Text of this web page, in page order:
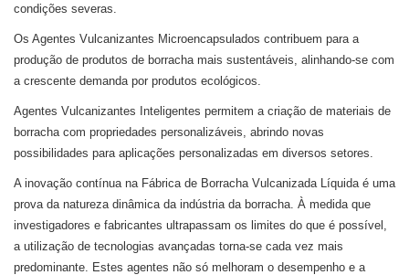
condições severas.
Os Agentes Vulcanizantes Microencapsulados contribuem para a
produção de produtos de borracha mais sustentáveis, alinhando-se com
a crescente demanda por produtos ecológicos.
Agentes Vulcanizantes Inteligentes permitem a criação de materiais de
borracha com propriedades personalizáveis, abrindo novas
possibilidades para aplicações personalizadas em diversos setores.
A inovação contínua na Fábrica de Borracha Vulcanizada Líquida é uma
prova da natureza dinâmica da indústria da borracha. À medida que
investigadores e fabricantes ultrapassam os limites do que é possível,
a utilização de tecnologias avançadas torna-se cada vez mais
predominante. Estes agentes não só melhoram o desempenho e a